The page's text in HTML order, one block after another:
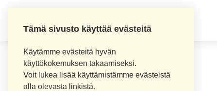
Tämä sivusto käyttää evästeitä
Käytämme evästeitä hyvän
käyttökokemuksen takaamiseksi.
Voit lukea lisää käyttämistämme evästeistä
alla olevasta linkistä.